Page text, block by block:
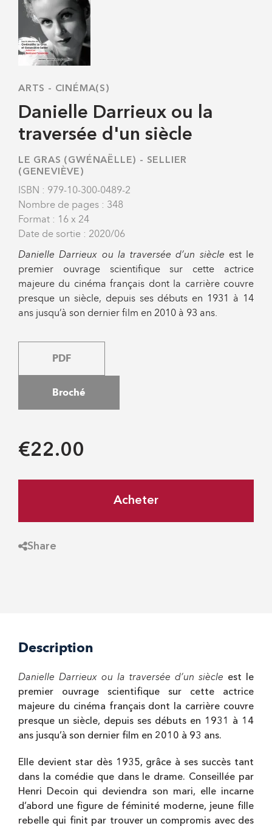
ARTS - CINÉMA(S)
Danielle Darrieux ou la
traversée d'un siècle
LE GRAS (GWÉNAËLLE) - SELLIER
(GENEVIÈVE)
ISBN : 979-10-300-0489-2
Nombre de pages : 348
Format : 16 x 24
Date de sortie : 2020/06
Danielle Darrieux ou la traversée d’un siècle est le
premier ouvrage scientifique sur cette actrice
majeure du cinéma français dont la carrière couvre
presque un siècle, depuis ses débuts en 1931 à 14
ans jusqu’à son dernier film en 2010 à 93 ans.
PDF
Broché
€22.00
Acheter
Share
Description
Danielle Darrieux ou la traversée d’un siècle est le
premier ouvrage scientifique sur cette actrice
majeure du cinéma français dont la carrière couvre
presque un siècle, depuis ses débuts en 1931 à 14
ans jusqu’à son dernier film en 2010 à 93 ans.
Elle devient star dès 1935, grâce à ses succès tant
dans la comédie que dans le drame. Conseillée par
Henri Decoin qui deviendra son mari, elle incarne
d’abord une figure de féminité moderne, jeune fille
rebelle qui finit par trouver un compromis avec des